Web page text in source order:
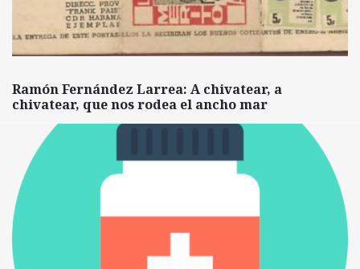
Ramón Fernández Larrea: A chivatear, a
chivatear, que nos rodea el ancho mar